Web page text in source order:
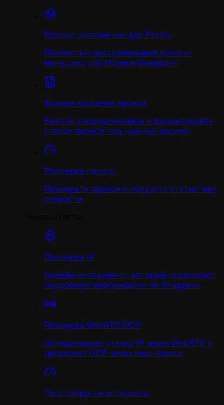
Прокси дополнение для Firefox
Полностью настраиваемый прокси-
менеджер для Мозила Фаерфокс
Форматирование прокси
Быстро упорядочивайте и форматируйте
список прокси под нужный формат
Проверка прокси
Проверьте прокси и получите статистику
скорости
Проверка IP
Онлайн-инструмент, который показывает
подробную информацию об IP-адресе
Проверка WebRTC/UDP
Обнаруживает утечки IP через WebRTC и
проверяет UDP через ваш прокси
Тест скорости интернета